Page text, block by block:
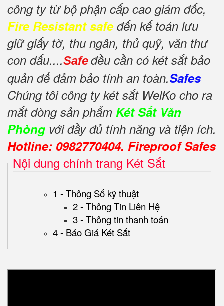
công ty từ bộ phận cấp cao giám đốc,
Fire Resistant safeđến kế toán lưu
giữ giấy tờ, thu ngân, thủ quỹ, văn thư
con dấu....Safeđều cần có két sắt bảo
quản để đảm bảo tính an toàn.Safes
Chúng tôi công ty két sắt WelKo cho ra
mắt dòng sản phẩm Két Sắt Văn
Phòng với đầy đủ tính năng và tiện ích.
Hotline: 0982770404. Fireproof Safes
Nội dung chính trang Két Sắt
1 - Thông Số kỹ thuật
2 - Thông Tin Liên Hệ
3 - Thông tin thanh toán
4 - Báo Giá Két Sắt